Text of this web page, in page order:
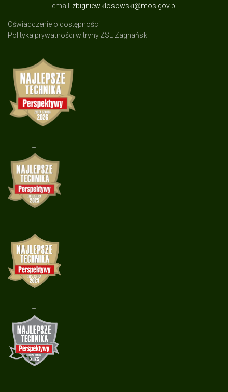
email: zbigniew.klosowski@mos.gov.pl
Oświadczenie o dostępności
Polityka prywatności witryny ZSL Zagnańsk
+
+
+
+
+